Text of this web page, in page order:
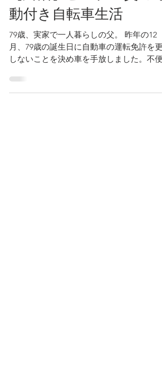
【終活】ピンチ！父の電
動付き自転車生活
79歳、実家で一人暮らしの父。 昨年の12
しないことを決め車を手放しました。不便
なった父は、今年の春、電動付き自転車を